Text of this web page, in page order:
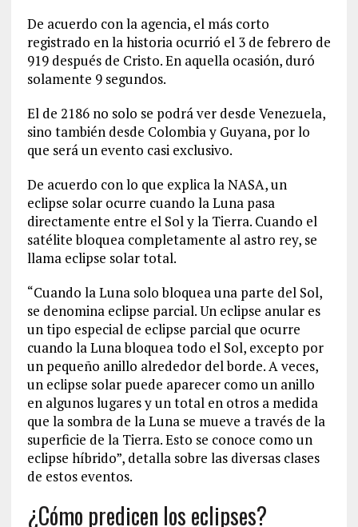
De acuerdo con la agencia, el más corto
registrado en la historia ocurrió el 3 de febrero de
919 después de Cristo. En aquella ocasión, duró
solamente 9 segundos.
El de 2186 no solo se podrá ver desde Venezuela,
sino también desde Colombia y Guyana, por lo
que será un evento casi exclusivo.
De acuerdo con lo que explica la NASA, un
eclipse solar ocurre cuando la Luna pasa
directamente entre el Sol y la Tierra. Cuando el
satélite bloquea completamente al astro rey, se
llama eclipse solar total.
“Cuando la Luna solo bloquea una parte del Sol,
se denomina eclipse parcial. Un eclipse anular es
un tipo especial de eclipse parcial que ocurre
cuando la Luna bloquea todo el Sol, excepto por
un pequeño anillo alrededor del borde. A veces,
un eclipse solar puede aparecer como un anillo
en algunos lugares y un total en otros a medida
que la sombra de la Luna se mueve a través de la
superficie de la Tierra. Esto se conoce como un
eclipse híbrido”, detalla sobre las diversas clases
de estos eventos.
¿Cómo predicen los eclipses?